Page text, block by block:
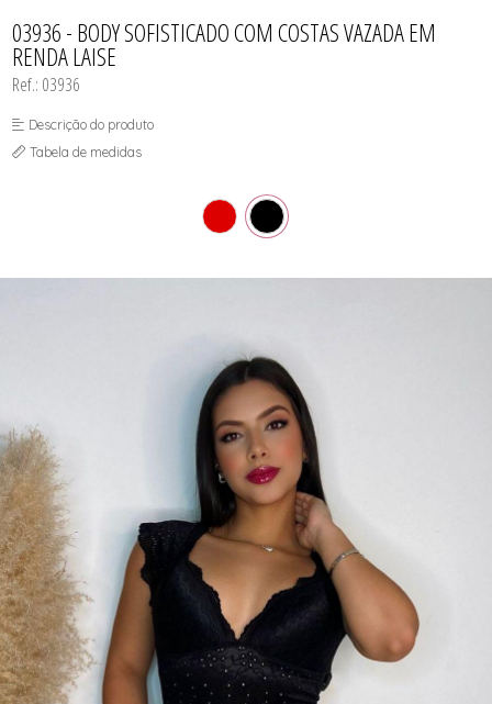
CONJUNTO
CONJUNTO BIQUÍNI
MAIÔ
TOP
03936 - BODY SOFISTICADO COM COSTAS VAZADA EM
RENDA LAISE
Ref.: 03936
Descrição do produto
Tabela de medidas